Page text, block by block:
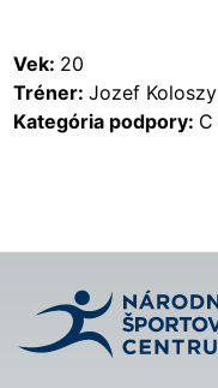
Vek: 20
Tréner:Jozef Koloszy
Kategória podpory: C